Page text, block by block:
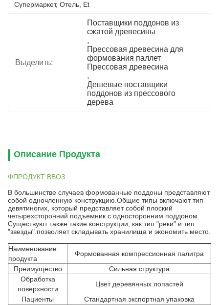
Супермаркет, Отель, Et
Выделить:
Поставщики поддонов из
сжатой древесины
,
Прессовая древесина для
формования паллет
Прессовая древесина
,
Дешевые поставщики
поддонов из прессового
дерева
Описание Продукта
ΦПРОДУКТ ВВОЗ
В большинстве случаев формованные поддоны представляют
собой одночленную конструкцию.Общие типы включают тип
девятиногих, который представляет собой плоский
четырехсторонний подъемник с односторонним поддоном.
Существуют также такие конструкции, как тип "реки" и тип
"звезды".позволяет складывать хранилища и экономить место.
Наименование
продукта
Формованная компрессионная палитра
Преимущество
Сильная структура
Обработка
поверхности
Цвет деревянных лопастей
Пациенты
Стандартная экспортная упаковка